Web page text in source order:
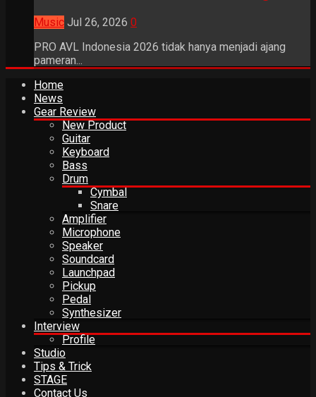
Music Jul 26, 2026 0
PRO AVL Indonesia 2026 tidak hanya menjadi ajang
pameran...
Home
News
Gear Review
New Product
Guitar
Keyboard
Bass
Drum
Cymbal
Snare
Amplifier
Microphone
Speaker
Soundcard
Launchpad
Pickup
Pedal
Synthesizer
Interview
Profile
Studio
Tips & Trick
STAGE
Contact Us